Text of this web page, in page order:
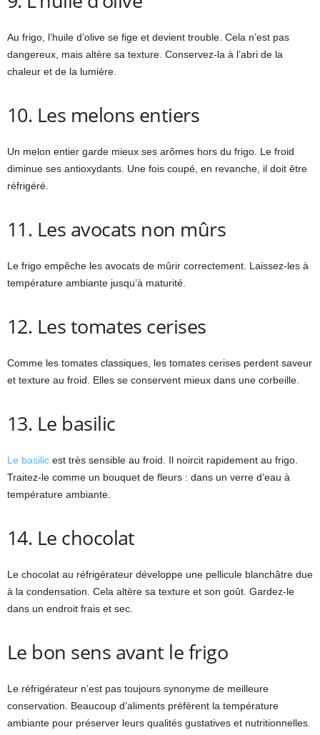
Au frigo, l’huile d’olive se fige et devient trouble. Cela n’est pas
dangereux, mais altère sa texture. Conservez-la à l’abri de la
chaleur et de la lumière.
10. Les melons entiers
Un melon entier garde mieux ses arômes hors du frigo. Le froid
diminue ses antioxydants. Une fois coupé, en revanche, il doit être
réfrigéré.
11. Les avocats non mûrs
Le frigo empêche les avocats de mûrir correctement. Laissez-les à
température ambiante jusqu’à maturité.
12. Les tomates cerises
Comme les tomates classiques, les tomates cerises perdent saveur
et texture au froid. Elles se conservent mieux dans une corbeille.
13. Le basilic
Le basilic est très sensible au froid. Il noircit rapidement au frigo.
Traitez-le comme un bouquet de fleurs : dans un verre d’eau à
température ambiante.
14. Le chocolat
Le chocolat au réfrigérateur développe une pellicule blanchâtre due
à la condensation. Cela altère sa texture et son goût. Gardez-le
dans un endroit frais et sec.
Le bon sens avant le frigo
Le réfrigérateur n’est pas toujours synonyme de meilleure
conservation. Beaucoup d’aliments préfèrent la température
ambiante pour préserver leurs qualités gustatives et nutritionnelles.